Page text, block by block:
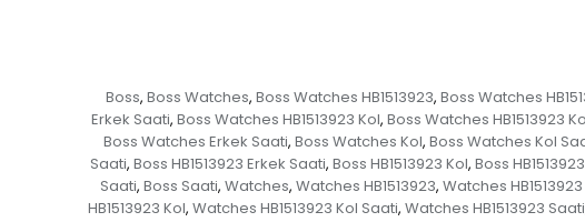
Boss, Boss Watches, Boss Watches HB1513923, Boss Watches
Erkek Saati, Boss Watches HB1513923 Kol, Boss Watches HB1513923
Boss Watches Erkek Saati, Boss Watches Kol, Boss Watches Kol
Saati, Boss HB1513923 Erkek Saati, Boss HB1513923 Kol, Boss
Saati, Boss Saati, Watches, Watches HB1513923, Watches
HB1513923 Kol, Watches HB1513923 Kol Saati, Watches HB1513923 Saati